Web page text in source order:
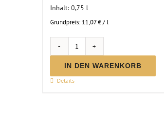
Inhalt: 0,75 l
Grundpreis: 11,07€/ l
MC
Weißburgunder
trocken
IN DEN WARENKORB
Details